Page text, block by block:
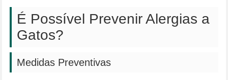
É Possível Prevenir Alergias a
Gatos?
Medidas Preventivas